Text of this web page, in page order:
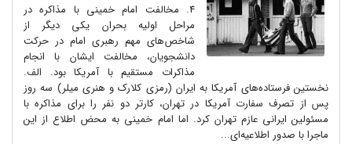
4. مخالفت امام خمینی با مذاکره در
مراحل اولیه بحران یکی دیگر از
شاخص‌های مهم رهبری امام در حرکت
دانشجویان، مخالفت ایشان با انجام
مذاکرات مستقیم با آمریکا بود. الف.
نخستین فرستاده‌های آمریکا به ایران (رمزی کلارک و هنری میلر) سه روز
پس از تصرف سفارت آمریکا در تهران، کارتر دو نفر را برای مذاکره با
مسئولین ایرانی عازم تهران کرد. اما امام خمینی به محض اطلاع از این
ماجرا با صدور اطلاعیه‌ای...